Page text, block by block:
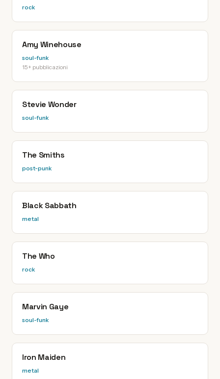
rock
Amy Winehouse
soul-funk
15+ pubblicazioni
Stevie Wonder
soul-funk
The Smiths
post-punk
Black Sabbath
metal
The Who
rock
Marvin Gaye
soul-funk
Iron Maiden
metal